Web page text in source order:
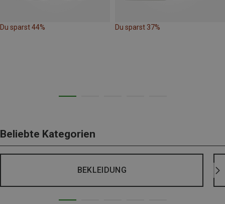
Du sparst 44% Du sparst 37%
Beliebte Kategorien
BEKLEIDUNG